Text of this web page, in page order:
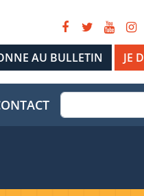
JE